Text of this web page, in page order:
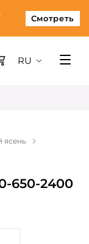
Смотреть
RU
ясень
650-2400